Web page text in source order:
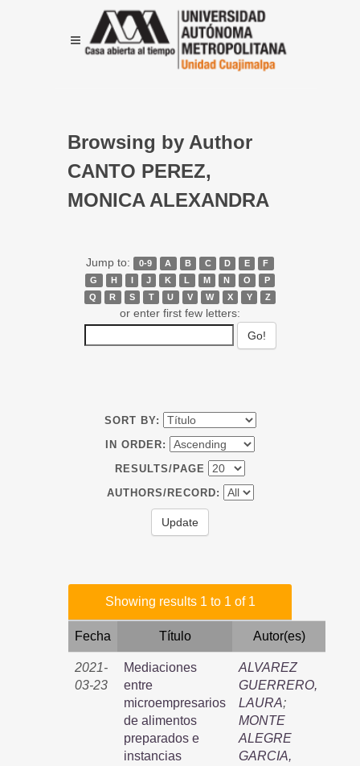
Browsing by Author
CANTO PEREZ,
MONICA ALEXANDRA
Jump to: 0-9 A B C D E
F
G
H I J K L M N O
P
Q
R S T U V W X Y Z
or enter first few letters:
SORT BY:
IN ORDER:
RESULTS/PAGE
AUTHORS/RECORD:
Showing results 1 to 1 of 1
Fecha Título Autor(es)
2021-
03-23
Mediaciones
entre
microempresarios
de alimentos
preparados e
instancias
ALVAREZ
GUERRERO,
LAURA;
MONTE
ALEGRE
GARCIA,